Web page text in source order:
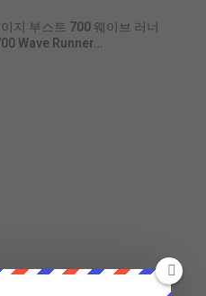
지 부스트 700 웨이브 러너
Wave Runner…